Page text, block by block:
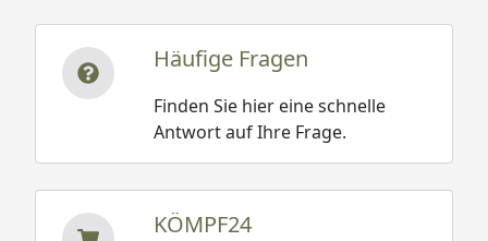
Häufige Fragen
Finden Sie hier eine schnelle
Antwort auf Ihre Frage.
KÖMPF24